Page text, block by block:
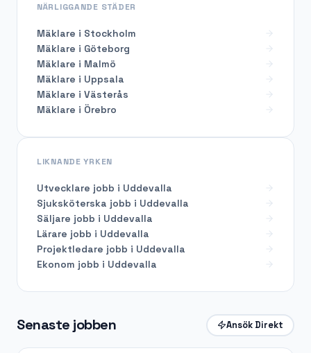
Senaste jobben Ansök Direkt
NÄRLIGGANDE STÄDER
Mäklare i Stockholm
Mäklare i Göteborg
Mäklare i Malmö
Mäklare i Uppsala
Mäklare i Västerås
Mäklare i Örebro
LIKNANDE YRKEN
Utvecklare jobb i Uddevalla
Sjuksköterska jobb i Uddevalla
Säljare jobb i Uddevalla
Lärare jobb i Uddevalla
Projektledare jobb i Uddevalla
Ekonom jobb i Uddevalla